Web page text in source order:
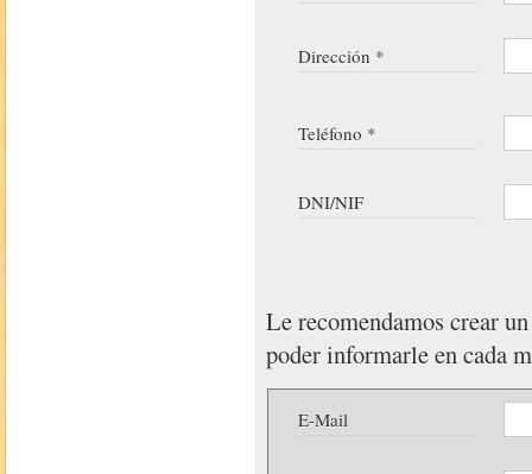
Dirección *
Teléfono *
DNI/NIF
Le recomendamos crear
poder informarle en cada
E-Mail